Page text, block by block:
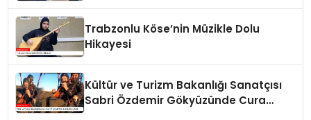
Trabzonlu Köse’nin Müzikle Dolu
Hikayesi
Kültür ve Turizm Bakanlığı Sanatçısı
Sabri Özdemir Gökyüzünde Cura